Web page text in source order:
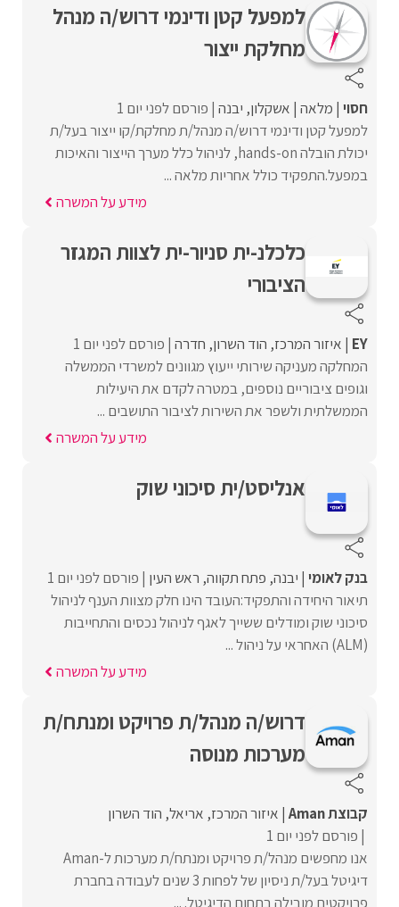
למפעל קטן ודינמי דרוש/ה מנהל
מחלקת ייצור
חסוי מלאה אשקלון יבנה פורסם לפני יום 1
למפעל קטן ודינמי דרוש/ה מנהל/ת מחלקת/קו ייצור בעל/ת
יכולת הובלה hands-on, לניהול כלל מערך הייצור והאיכות
במפעל.התפקיד כולל אחריות מלאה ...
מידע על המשרה
כלכלנ-ית סניור-ית לצוות המגזר
הציבורי
EY איזור המרכז הוד השרון חדרה פורסם לפני יום 1
המחלקה מעניקה שירותי ייעוץ מגוונים למשרדי הממשלה
וגופים ציבוריים נוספים, במטרה לקדם את היעילות
הממשלתית ולשפר את השירות לציבור התושבים ...
מידע על המשרה
אנליסט/ית סיכוני שוק
בנק לאומי יבנה פתח תקווה ראש העין פורסם לפני יום 1
תיאור היחידה והתפקיד:העובד הינו חלק מצוות הענף לניהול
סיכוני שוק ומודלים ששייך לאגף לניהול נכסים והתחייבות
(ALM) האחראי על ניהול ...
מידע על המשרה
דרוש/ה מנהל/ת פרויקט ומנתח/ת
מערכות מנוסה
קבוצת Aman איזור המרכז אריאל הוד השרון
פורסם לפני יום 1
אנו מחפשים מנהל/ת פרויקט ומנתח/ת מערכות ל-Aman
דיגיטל בעל/ת ניסיון של לפחות 3 שנים לעבודה בחברת
פרויקטים מובילה בתחום הדיגיטל. ...